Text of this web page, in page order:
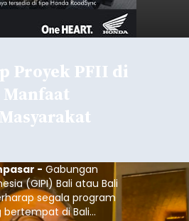
Proyek PFII di
- Gabungan
(GIPI) Bali atau Bali
segala program
di Bali